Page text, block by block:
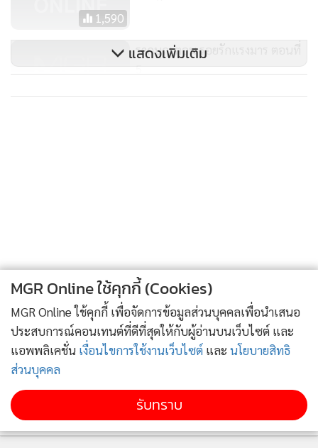
ดาวแหวกผ้าหาหาญ ถลกผืนนั้น ถึงผืนนี้ แหวกผืนโน้น พลางแว้
ดๆใส่
"เอ็งคุยกับคุณหาญใช่ไหมนังเดือน อย่าให้ข้ารู้นะ"
"ก็นายท่านสำทับไม่ให้ลูกทาสคิดกำเริบใฝ่สูง ข้าก็แค่จะเตือนนัง
เดือนไม่ให้ตีสนิทกับคุณหาญ"
"จุ๊ๆ ข้าละขอบใจแทนนังเดือนที่เอ็งหวังดีกำราบมัน แต่ข้าว่าเอ็ง
น่าจะบอกตัวเองก่อน ภาษิตว่ายังไงนะ ข้าได้ยินคุณหาญ
ท่อง...อ้อ ตักน้ำใส่กะโหลก ชะโงกดูเงา"
"อ๊าย ไอ้มั่น ไอ้ขี้ข้าม้าคร่อก ไอ้ลูกกรอกนังเดือน ปกป้องมันไป
เถอะ ดูแลกันไปมาคงได้เสียเป็นเมียผัวกันสักวัน"
"อีดาว เอ็งพูดให้ดีนะ ข้ากับนังเดือนเป็นเพื่อนกันมาแต่เด็ก เอ็ง
ก็เหมือนกัน โตมาด้วยกันก็เห็นกันอยู่ ยังจะคิดอกุศล นังดาวเอ๊ย
1,590
97,774
รากบุญ ตอน รอยรักแรงมาร ตอนที่
5
แสดงเพิ่มเติม
MGR Online ใช้คุกกี้ (Cookies)
MGR Online ใช้คุกกี้ เพื่อจัดการข้อมูลส่วนบุคคลเพื่อนำเสนอ
ประสบการณ์คอนเทนต์ที่ดีที่สุดให้กับผู้อ่านบนเว็บไซต์ และ
แอพพลิเคชั่น เงื่อนไขการใช้งานเว็บไซต์ และ นโยบายสิทธิ
ส่วนบุคคล
รับทราบ